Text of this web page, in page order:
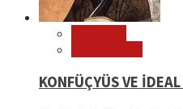
KONFÜÇYÜS VE